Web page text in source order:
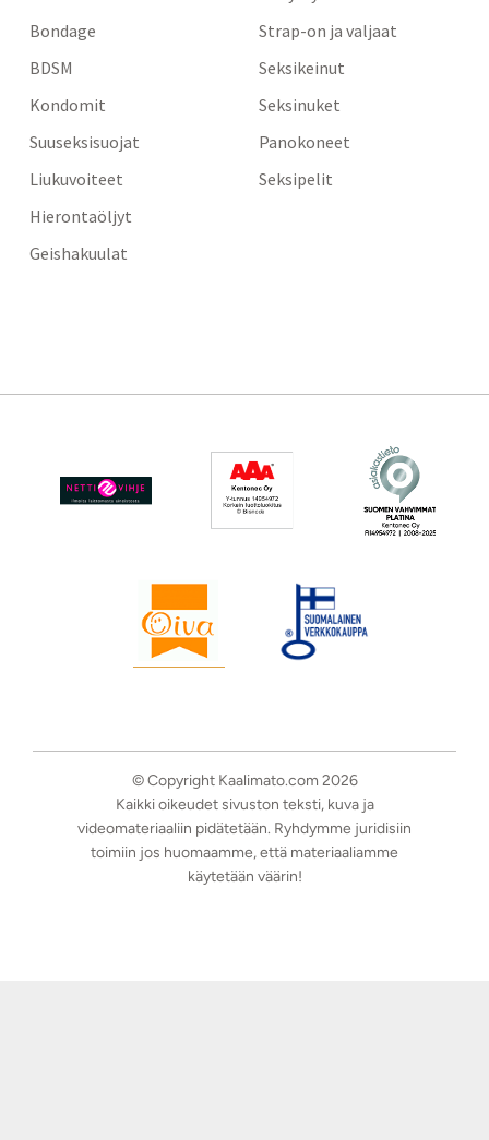
Bondage
BDSM
Kondomit
Suuseksisuojat
Liukuvoiteet
Hierontaöljyt
Geishakuulat
Strap-on ja valjaat
Seksikeinut
Seksinuket
Panokoneet
Seksipelit
© Copyright Kaalimato.com 2026
Kaikki oikeudet sivuston teksti, kuva ja
videomateriaaliin pidätetään. Ryhdymme juridisiin
toimiin jos huomaamme, että materiaaliamme
käytetään väärin!